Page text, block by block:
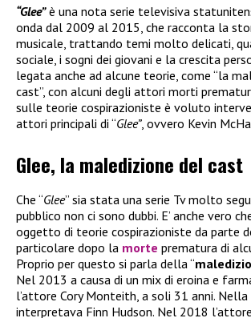
“Glee”è una nota serie televisiva
onda dal 2009 al 2015, che racconta la
musicale, trattando temi molto delicati,
sociale, i sogni dei giovani e la crescita
legata anche ad alcune teorie, come “la
cast”, con alcuni degli attori morti
sulle teorie cospirazioniste è voluto
attori principali di “Glee”, ovvero Kevin
Glee, la maledizione del cast
Che “Glee” sia stata una serie Tv molto
pubblico non ci sono dubbi. E’ anche vero
oggetto di teorie cospirazioniste da parte
particolare dopo la morte prematura di
Proprio per questo si parla della “
Nel 2013 a causa di un mix di eroina e
l’attore Cory Monteith, a soli 31 anni. Nella
interpretava Finn Hudson. Nel 2018